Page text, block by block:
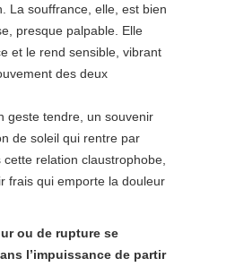
La souffrance, elle, est bien
presque palpable. Elle
et le rend sensible, vibrant
des deux
geste tendre, un souvenir
de soleil qui rentre par
relation claustrophobe,
frais qui emporte la douleur
ou de rupture se
l’impuissance de partir